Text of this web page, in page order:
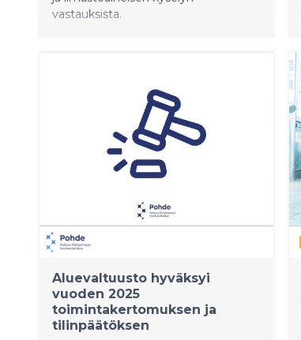
vastauksista.
Aluevaltuusto hyväksyi
vuoden 2025
toimintakertomuksen ja
tilinpäätöksen